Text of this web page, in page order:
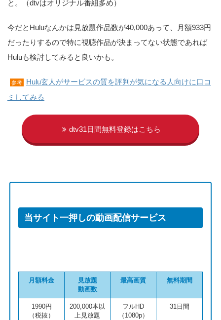
と。（dtvはオリジナル番組多め）
今だとHuluなんかは見放題作品数が40,000あって、月額933円
だったりするので特に視聴作品が決まってない状態であれば
Huluも検討してみると良いかも。
参考
Hulu玄人がサービスの質を評判が気になる人向けに口コ
ミしてみる
dtv31日間無料登録はこちら
当サイト一押しの動画配信サービス
月額料金
見放題
動画数
最高画質 無料期間
1990円
（税抜）
200,000本以
上見放題
フルHD
（1080p）
31日間